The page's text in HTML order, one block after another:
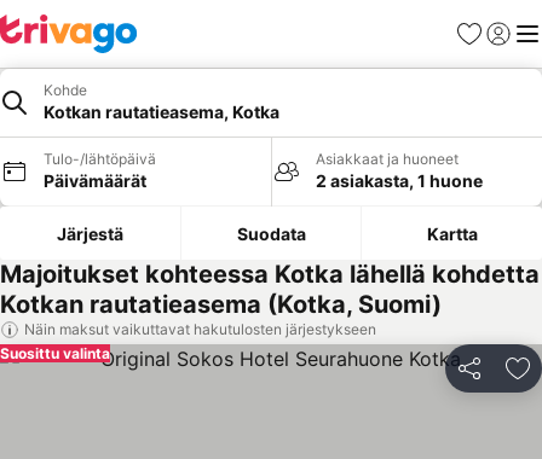
Suosikit
Kohde
Kotkan rautatieasema, Kotka
Tulo-/lähtöpäivä
Päivämäärät
Asiakkaat ja huoneet
2 asiakasta, 1 huone
Järjestä Suodata Kartta
Majoitukset kohteessa Kotka lähellä kohdetta
Kotkan rautatieasema (Kotka, Suomi)
Näin maksut vaikuttavat hakutulosten järjestykseen
Jaa
Suosittu valinta